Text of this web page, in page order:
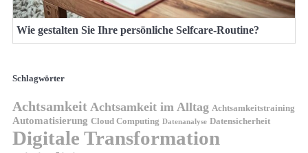
Wie gestalten Sie Ihre persönliche Selfcare-Routine?
Schlagwörter
Achtsamkeit Achtsamkeit im Alltag Achtsamkeitstraining
Automatisierung Cloud Computing Datenanalyse Datensicherheit
Digitale Transformation